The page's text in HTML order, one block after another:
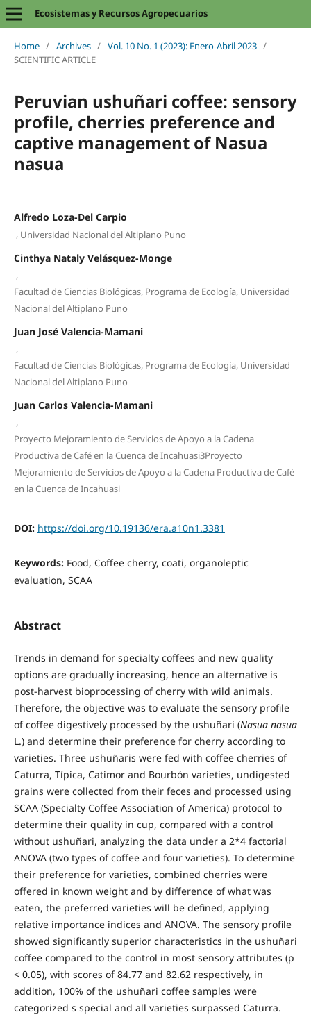
Ecosistemas y Recursos Agropecuarios
Home / Archives / Vol. 10 No. 1 (2023): Enero-Abril 2023 /
SCIENTIFIC ARTICLE
Peruvian ushuñari coffee: sensory
profile, cherries preference and
captive management of Nasua
nasua
Alfredo Loza-Del Carpio
, Universidad Nacional del Altiplano Puno
Cinthya Nataly Velásquez-Monge
,
Facultad de Ciencias Biológicas, Programa de Ecología, Universidad
Nacional del Altiplano Puno
Juan José Valencia-Mamani
,
Facultad de Ciencias Biológicas, Programa de Ecología, Universidad
Nacional del Altiplano Puno
Juan Carlos Valencia-Mamani
,
Proyecto Mejoramiento de Servicios de Apoyo a la Cadena
Productiva de Café en la Cuenca de Incahuasi3Proyecto
Mejoramiento de Servicios de Apoyo a la Cadena Productiva de Café
en la Cuenca de Incahuasi
DOI: https://doi.org/10.19136/era.a10n1.3381
Keywords: Food, Coffee cherry, coati, organoleptic
evaluation, SCAA
Abstract
Trends in demand for specialty coffees and new quality
options are gradually increasing, hence an alternative is
post-harvest bioprocessing of cherry with wild animals.
Therefore, the objective was to evaluate the sensory profile
of coffee digestively processed by the ushuñari (Nasua nasua
L.) and determine their preference for cherry according to
varieties. Three ushuñaris were fed with coffee cherries of
Caturra, Típica, Catimor and Bourbón varieties, undigested
grains were collected from their feces and processed using
SCAA (Specialty Coffee Association of America) protocol to
determine their quality in cup, compared with a control
without ushuñari, analyzing the data under a 2*4 factorial
ANOVA (two types of coffee and four varieties). To determine
their preference for varieties, combined cherries were
offered in known weight and by difference of what was
eaten, the preferred varieties will be defined, applying
relative importance indices and ANOVA. The sensory profile
showed significantly superior characteristics in the ushuñari
coffee compared to the control in most sensory attributes (p
< 0.05), with scores of 84.77 and 82.62 respectively, in
addition, 100% of the ushuñari coffee samples were
categorized s special and all varieties surpassed Caturra.